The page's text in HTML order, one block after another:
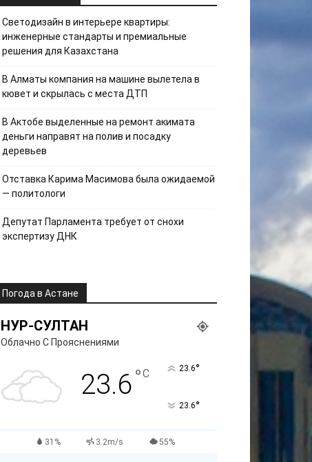
Светодизайн в интерьере квартиры:
инженерные стандарты и премиальные
решения для Казахстана
В Алматы компания на машине вылетела в
кювет и скрылась с места ДТП
В Актобе выделенные на ремонт акимата
деньги направят на полив и посадку
деревьев
Отставка Карима Масимова была ожидаемой
— политологи
Депутат Парламента требует от снохи
экспертизу ДНК
Погода в Астане
НУР-СУЛТАН
Облачно С Прояснениями
23.6°C 23.6°
23.6°
31% 3.2m/s 55%